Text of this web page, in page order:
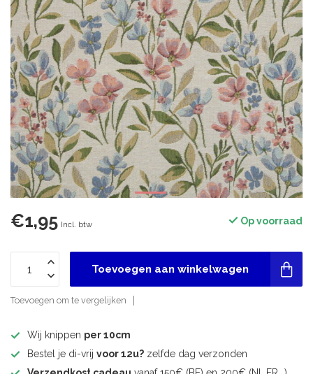
€1,95 Incl. btw Op voorraad
Toevoegen aan winkelwagen
Toevoegen om te vergelijken
Wij knippen per 10cm
Bestel je di-vrij voor 12u? zelfde dag verzonden